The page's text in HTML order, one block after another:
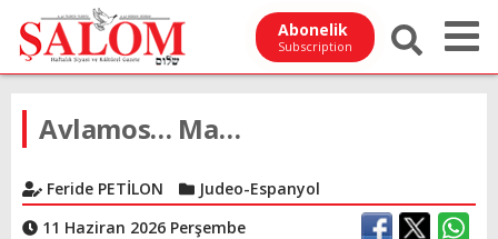
Abonelik
Subscription
Avlamos… Ma…
Feride PETİLON
Judeo-Espanyol
11 Haziran 2026 Perşembe